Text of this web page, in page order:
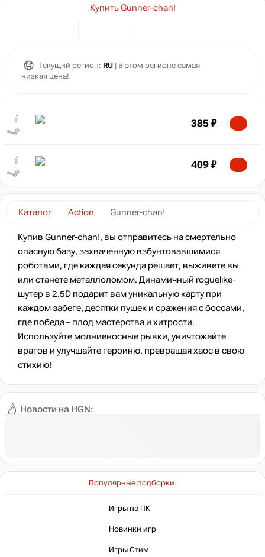
Новости на HGN:
Популярные подборки:
Игры на ПК
Новинки игр
Игры Стим
Каталог Action Gunner-chan!
Купив Gunner-chan!, вы отправитесь на смертельно
опасную базу, захваченную взбунтовавшимися
роботами, где каждая секунда решает, выживете вы
или станете металлоломом. Динамичный roguelike-
шутер в 2.5D подарит вам уникальную карту при
каждом забеге, десятки пушек и сражения с боссами,
где победа – плод мастерства и хитрости.
Используйте молниеносные рывки, уничтожайте
врагов и улучшайте героиню, превращая хаос в свою
стихию!
Купить Gunner-chan!
Текущий регион: RU | В этом регионе самая
низкая цена!
385 ₽
409 ₽